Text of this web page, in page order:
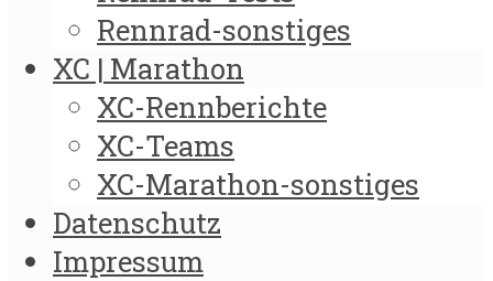
Rennrad-sonstiges
XC | Marathon
XC-Rennberichte
XC-Teams
XC-Marathon-sonstiges
Datenschutz
Impressum